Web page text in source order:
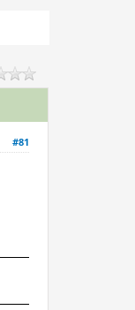
#81